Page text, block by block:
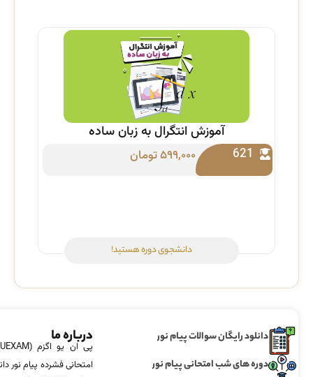
آموزش انتگرال به زبان ساده
621 ۵۹۹,۰۰۰تومان
دانشجوی دوره هستید!
دانلود رایگان سوالات پیام نور
دوره های شب امتحانی پیام نور
درباره ما
امتحانی فشرده پیام نور